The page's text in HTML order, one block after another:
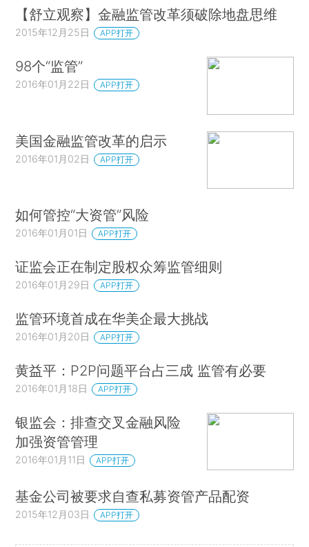
【舒立观察】金融监管改革须破除地盘思维
2015年12月25日 APP打开
98个“监管”
2016年01月22日 APP打开
美国金融监管改革的启示
2016年01月02日 APP打开
如何管控“大资管”风险
2016年01月01日 APP打开
证监会正在制定股权众筹监管细则
2016年01月29日 APP打开
监管环境首成在华美企最大挑战
2016年01月20日 APP打开
黄益平：P2P问题平台占三成 监管有必要
2016年01月18日 APP打开
银监会：排查交叉金融风险
加强资管管理
2016年01月11日 APP打开
基金公司被要求自查私募资管产品配资
2015年12月03日 APP打开